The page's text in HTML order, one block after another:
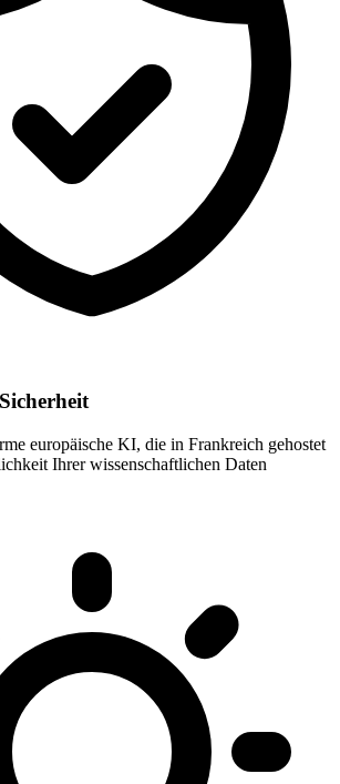
europäische KI, die in Frankreich gehostet
Ihrer wissenschaftlichen Daten